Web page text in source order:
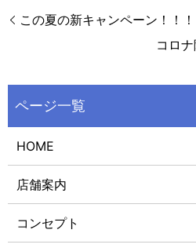
この夏の新キャンペーン！！！
コロ
HOME
店舗案内
コンセプト